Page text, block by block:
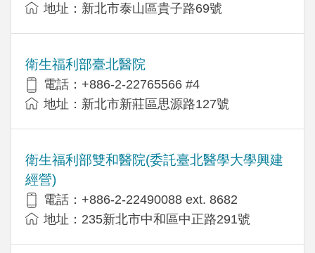
地址：新北市泰山區貴子路69號
衛生福利部臺北醫院
電話：+886-2-22765566 #4
地址：新北市新莊區思源路127號
衛生福利部雙和醫院(委託臺北醫學大學興建
經營)
電話：+​886-2-22490088 ext. 8682
地址：​235新北市中和區中正路291號